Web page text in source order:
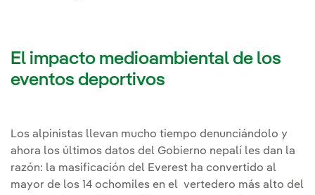
El impacto medioambiental de los
eventos deportivos
Los alpinistas llevan mucho tiempo denunciándolo y
ahora los últimos datos del Gobierno nepalí les dan la
razón: la masificación del Everest ha convertido al
mayor de los 14 ochomiles en el vertedero más alto del